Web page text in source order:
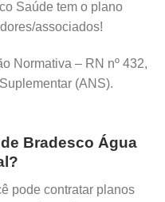
Saúde tem o plano
associados!
Normativa – RN nº 432,
(ANS).
Bradesco Água
pode contratar planos